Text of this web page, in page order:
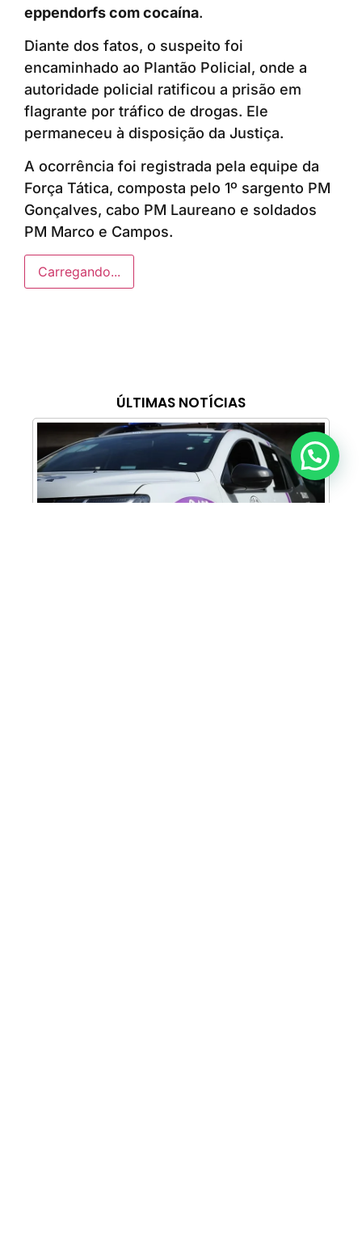
ÚLTIMAS NOTÍCIAS
eppendorfs com cocaína.
Diante dos fatos, o suspeito foi
encaminhado ao Plantão Policial, onde a
autoridade policial ratificou a prisão em
flagrante por tráfico de drogas. Ele
permaneceu à disposição da Justiça.
A ocorrência foi registrada pela equipe da
Força Tática, composta pelo 1º sargento PM
Gonçalves, cabo PM Laureano e soldados
PM Marco e Campos.
Carregando...
Anunciar ou recomendar matéria